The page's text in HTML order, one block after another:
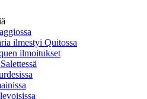
ilmestyi Quitossa
ilmoitukset